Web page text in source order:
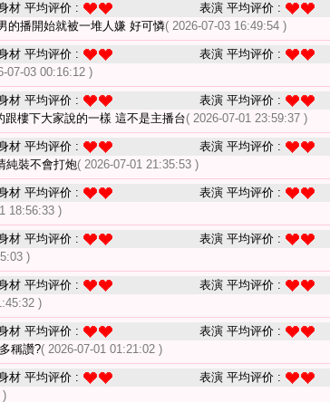
材 平均评价 : 表演 平均评价 :
的播開始就被一堆人嫌 好可憐( 2026-07-03 16:49:54 )
材 平均评价 : 表演 平均评价 :
07-03 00:16:12 )
材 平均评价 : 表演 平均评价 :
樓下大家說的一樣 這不是主播台( 2026-07-01 23:59:37 )
材 平均评价 : 表演 平均评价 :
純裝不會打炮( 2026-07-01 21:35:53 )
材 平均评价 : 表演 平均评价 :
18:56:33 )
材 平均评价 : 表演 平均评价 :
)
材 平均评价 : 表演 平均评价 :
)
材 平均评价 : 表演 平均评价 :
稱讚?( 2026-07-01 01:21:02 )
材 平均评价 : 表演 平均评价 :
)